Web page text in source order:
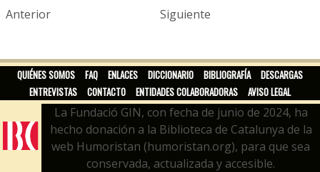
Anterior Siguiente
QUIÉNES SOMOS FAQ ENLACES DICCIONARIO BIBLIOGRAFÍA
DESCARGAS
ENTREVISTAS
CONTACTO ENTIDADES COLABORADORAS AVISO LEGAL
La Fundació GIN, con fecha de junio de 2024, ha
hecho donación a la Biblioteca de Catalunya de la
web Humoristan (humoristan.org), para que sea
conservada, actualizada y accesible.